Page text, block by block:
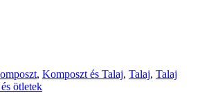
, Komposzt és Talaj, Talaj, Talaj
ötletek